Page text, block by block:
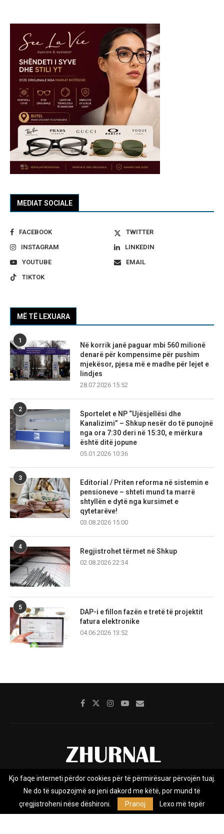
MEDIAT SOCIALE
FACEBOOK
TWITTER
INSTAGRAM
LINKEDIN
YOUTUBE
EMAIL
TIKTOK
MË TË LEXUARA
1
Në korrik janë paguar mbi 560 milionë
denarë për kompensime për pushim
mjekësor, pjesa më e madhe për lejet e
lindjes
28.07.2026 15:52
2
Sportelet e NP “Ujësjellësi dhe
Kanalizimi” – Shkup nesër do të punojnë
nga ora 7:30 deri në 15:30, e mërkura
është ditë jopune
05.01.2026 10:36
3
Editorial / Priten reforma në sistemin e
pensioneve – shteti mund ta marrë
shtyllën e dytë nga kursimet e
qytetarëve!
03.08.2026 15:00
4
Regjistrohet tërmet në Shkup
02.08.2026 22:34
5
DAP-i e fillon fazën e tretë të projektit
fatura elektronike
04.06.2026 13:52
Rreth nesh Impresumi Marketing
Kontakt
Privacy Policy
Zhurnal.mk është Agjenci e Lajmeve e pavarur, e themeluar në vitin
Kjo faqe interneti përdor cookies për të përmirësuar përvojën tuaj.
Ne do të supozojmë se jeni dakord me këtë, por mund të
çregjistroheni nëse dëshironi.
Pranoj Lexo më tepër